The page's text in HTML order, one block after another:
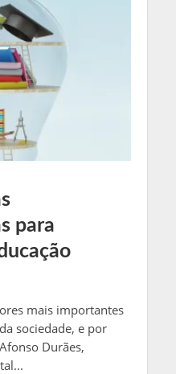
para
mais importantes
sociedade, e por
Durães,